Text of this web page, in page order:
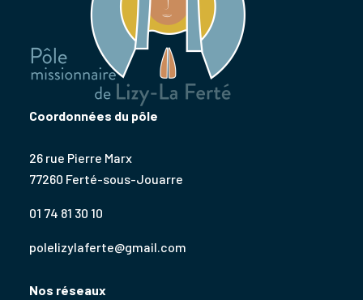
Coordonnées du pôle
26 rue Pierre Marx
77260 Ferté-sous-Jouarre
01 74 81 30 10
polelizylaferte@gmail.com
Nos réseaux